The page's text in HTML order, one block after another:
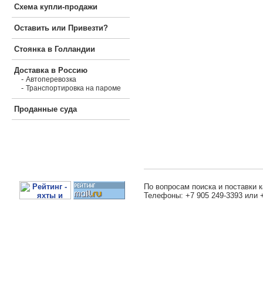
Схема купли-продажи
Оставить или Привезти?
Стоянка в Голландии
Доставка в Россию
- Автоперевозка
- Транспортировка на пароме
Проданные суда
По вопросам поиска и поставки
Телефоны: +7 905 249-3393 или